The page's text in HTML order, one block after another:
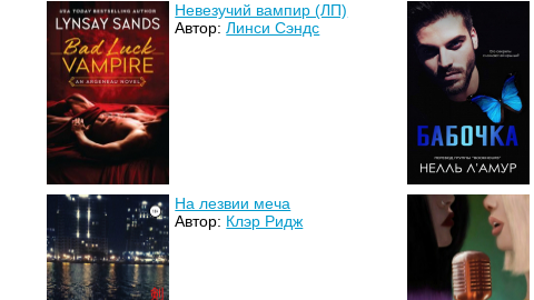
Невезучий вампир (ЛП)
Автор:Линси Сэндс
На лезвии меча
Автор: Клэр Ридж